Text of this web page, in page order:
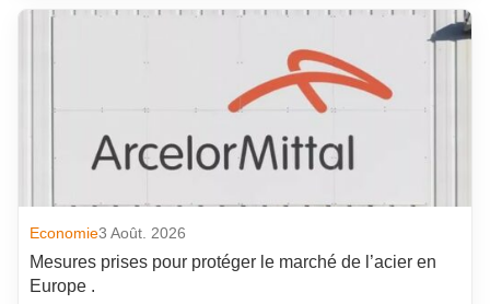
Economie3 Août. 2026
Mesures prises pour protéger le marché de l’acier en
Europe .